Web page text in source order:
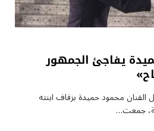
يفاجئ الجمهور
محمود حميدة بزفاف ابنته
جمعت…